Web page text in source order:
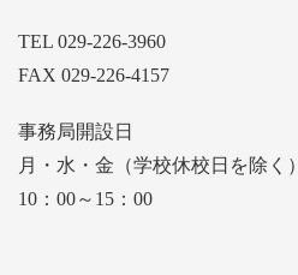
TEL 029-226-3960
FAX 029-226-4157
事務局開設日
月・水・金（学校休校日を除く）
10：00～15：00